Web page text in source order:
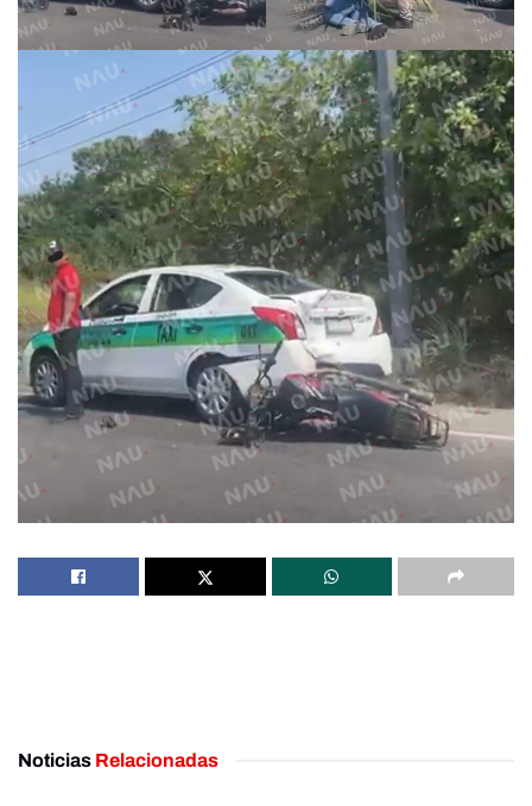
Noticias Relacionadas